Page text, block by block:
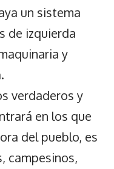
un sistema
de izquierda
y
verdaderos y
en los que
del pueblo, es
campesinos,